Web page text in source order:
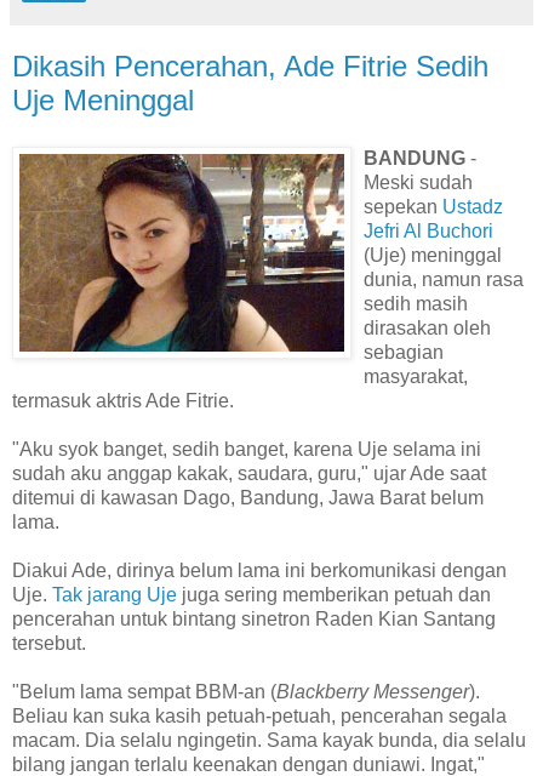
Dikasih Pencerahan, Ade Fitrie Sedih
Uje Meninggal
BANDUNG -
Meski sudah
sepekan Ustadz
Jefri Al Buchori
(Uje) meninggal
dunia, namun rasa
sedih masih
dirasakan oleh
sebagian
masyarakat,
termasuk aktris Ade Fitrie.
"Aku syok banget, sedih banget, karena Uje selama ini
sudah aku anggap kakak, saudara, guru," ujar Ade saat
ditemui di kawasan Dago, Bandung, Jawa Barat belum
lama.
Diakui Ade, dirinya belum lama ini berkomunikasi dengan
Uje. Tak jarang Uje juga sering memberikan petuah dan
pencerahan untuk bintang sinetron Raden Kian Santang
tersebut.
"Belum lama sempat BBM-an (Blackberry Messenger).
Beliau kan suka kasih petuah-petuah, pencerahan segala
macam. Dia selalu ngingetin. Sama kayak bunda, dia selalu
bilang jangan terlalu keenakan dengan duniawi. Ingat,"